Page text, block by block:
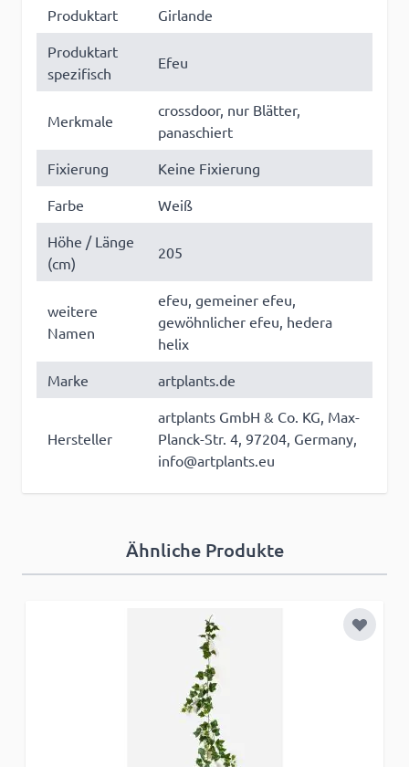
Produktart
Girlande
Produktart
spezifisch
Efeu
Merkmale
crossdoor, nur Blätter,
panaschiert
Fixierung
Keine Fixierung
Farbe
Weiß
Höhe / Länge
(cm)
205
weitere
Namen
efeu, gemeiner efeu,
gewöhnlicher efeu, hedera
helix
Marke
artplants.de
Hersteller
artplants GmbH & Co. KG, Max-
Planck-Str. 4, 97204, Germany,
info@artplants.eu
Ähnliche Produkte
Zur